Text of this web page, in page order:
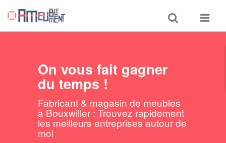
Toggle
search
Toggle
On vous fait gagner
du temps !
Fabricant & magasin de meubles
à Bouxwiller : Trouvez rapidement
les meilleurs entreprises autour de
moi